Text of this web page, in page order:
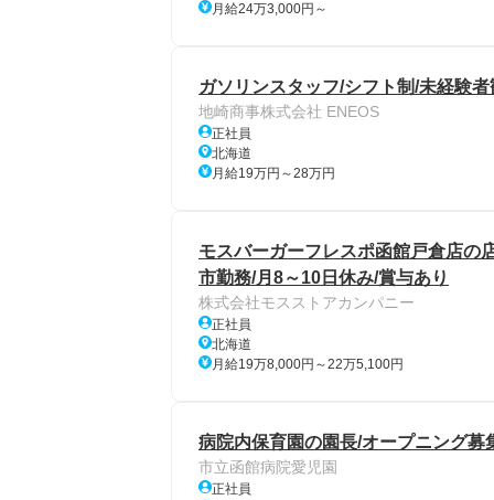
月給24万3,000円～
ガソリンスタッフ/シフト制/未経験
地崎商事株式会社 ENEOS
正社員
北海道
月給19万円～28万円
モスバーガーフレスポ函館戸倉店の
市勤務/月8～10日休み/賞与あり
株式会社モスストアカンパニー
正社員
北海道
月給19万8,000円～22万5,100円
病院内保育園の園長/オープニング
市立函館病院愛児園
正社員